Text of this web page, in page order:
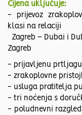
Cijena uključuje:
- prijevoz
klasi na relaciji
Zagreb – Dubai i
Zagreb
- prijavljenu
- zrakoplovne
- usluga pratitelja
- tri noćenja s
- poludnevni